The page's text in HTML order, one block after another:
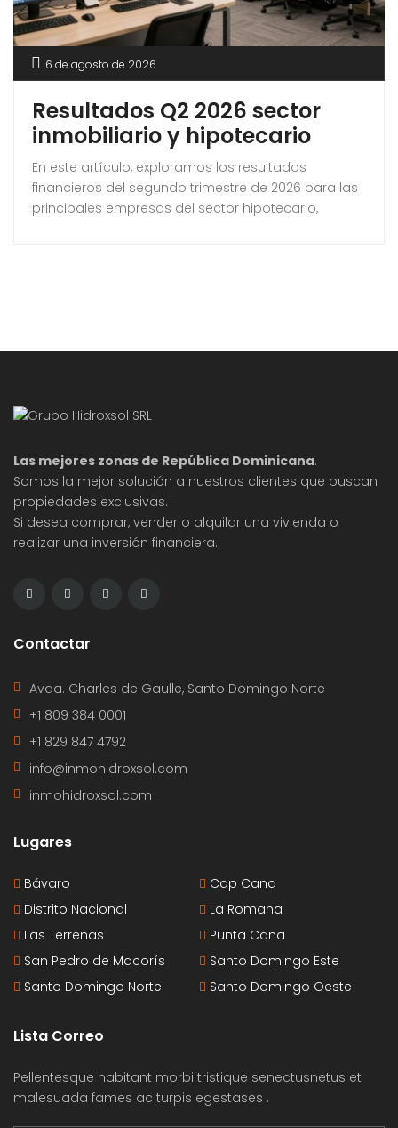
6 de agosto de 2026
Resultados Q2 2026 sector
inmobiliario y hipotecario
En este artículo, exploramos los resultados
financieros del segundo trimestre de 2026 para las
principales empresas del sector hipotecario,
Las mejores zonas de República Dominicana.
Somos la mejor solución a nuestros clientes que buscan
propiedades exclusivas.
Si desea comprar, vender o alquilar una vivienda o
realizar una inversión financiera.
Contactar
Avda. Charles de Gaulle, Santo Domingo Norte
+1 809 384 0001
+1 829 847 4792
info@inmohidroxsol.com
inmohidroxsol.com
Lugares
Bávaro
Cap Cana
Distrito Nacional
La Romana
Las Terrenas
Punta Cana
San Pedro de Macorís
Santo Domingo Este
Santo Domingo Norte
Santo Domingo Oeste
Lista Correo
Pellentesque habitant morbi tristique senectusnetus et
malesuada fames ac turpis egestases .